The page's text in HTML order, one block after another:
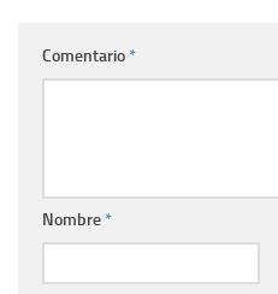
Comentario*
Nombre*